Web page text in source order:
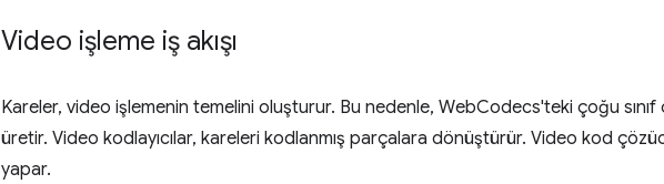
Video işleme iş akışı
Kareler, video işlemenin temelini oluşturur. Bu nedenle, WebCodecs'teki çoğu
üretir. Video kodlayıcılar, kareleri kodlanmış parçalara dönüştürür. Video kod
yapar.